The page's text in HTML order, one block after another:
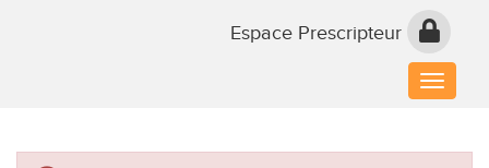
Espace Prescripteur
Toggle